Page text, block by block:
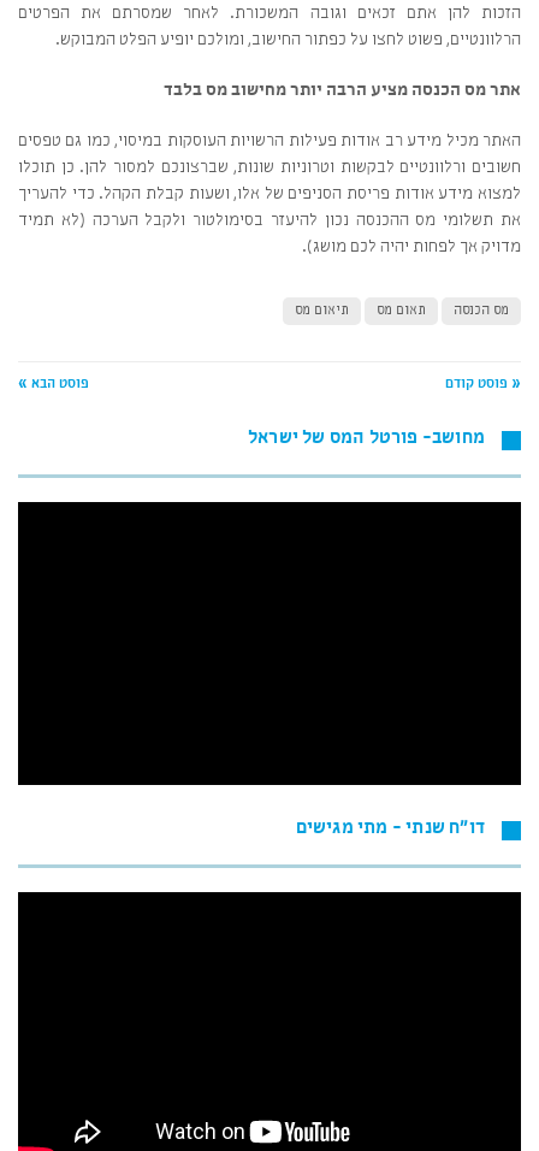
הזכות להן אתם זכאים וגובה המשכורת. לאחר שמסרתם את הפרטים
הרלוונטיים, פשוט לחצו על כפתור החישוב, ומולכם יופיע הפלט המבוקש.
אתר מס הכנסה מציע הרבה יותר מחישוב מס בלבד
האתר מכיל מידע רב אודות פעילות הרשויות העוסקות במיסוי, כמו גם טפסים
חשובים ורלוונטיים לבקשות וטרוניות שונות, שברצונכם למסור להן. כן תוכלו
למצוא מידע אודות פריסת הסניפים של אלו, ושעות קבלת הקהל. כדי להעריך
את תשלומי מס ההכנסה נכון להיעזר בסימולטור ולקבל הערכה (לא תמיד
מדויק אך לפחות יהיה לכם מושג).
מס הכנסה תאום מס תיאום מס
« פוסט קודם פוסט הבא »
מחושב- פורטל המס של ישראל
דו"ח שנתי - מתי מגישים